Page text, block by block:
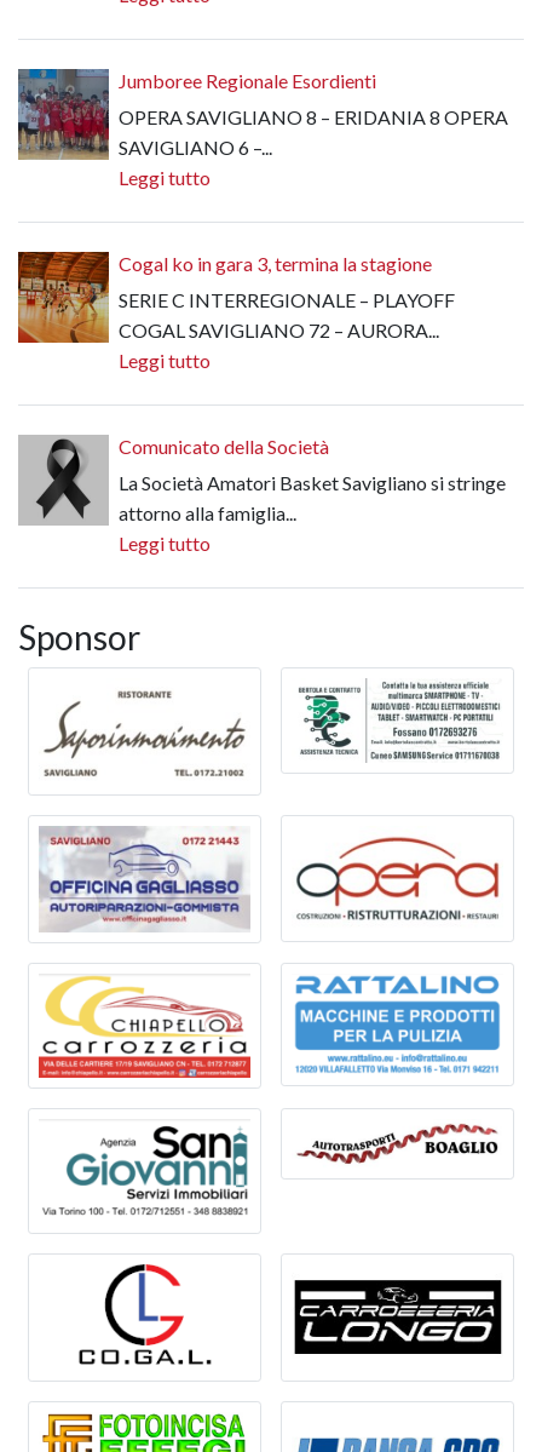
Jumboree Regionale Esordienti
OPERA SAVIGLIANO 8 – ERIDANIA 8 OPERA
SAVIGLIANO 6 –...
Leggi tutto
Cogal ko in gara 3, termina la stagione
SERIE C INTERREGIONALE – PLAYOFF
COGAL SAVIGLIANO 72 – AURORA...
Leggi tutto
Comunicato della Società
La Società Amatori Basket Savigliano si stringe
attorno alla famiglia...
Leggi tutto
Sponsor